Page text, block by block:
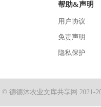
帮助&声明
用户协议
免责声明
隐私保护
© 德德沐农业文库共享网 2021-